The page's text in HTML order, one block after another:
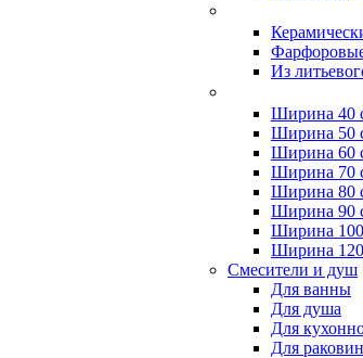
Из
Ширина 40
Ширина 50
Ширина 60
Ширина 70
Ширина 80
Ширина 90
Ширина
Ширина
Смесители и душ
Для ванны
Для душа
Для
Для